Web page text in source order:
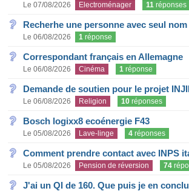
Le 07/08/2026 Electroménager 11 réponses
Recherhe une personne avec seul
Le 06/08/2026 1 réponse
Correspondant français en Allemagne
Le 06/08/2026 Cinéma 1 réponse
Demande de soutien pour le projet
Le 06/08/2026 Religion 10 réponses
Bosch logixx8 ecoénergie F43
Le 05/08/2026 Lave-linge 4 réponses
Comment prendre contact avec INPS
Le 05/08/2026 Pension de réversion 74
J'ai un QI de 160. Que puis je en